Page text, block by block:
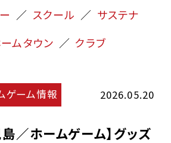
スクール
サステナ
ムタウン
クラブ
ゲーム情報 2026.05.20
／ホームゲーム】グッズ